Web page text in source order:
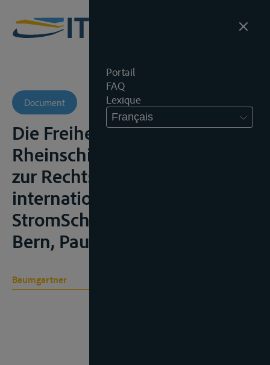
Portail
FAQ
Lexique
Français
Document
Die Freiheit der
Rheinschiffahrt, Ein Beitrag
zur Rechtsgeschichte des
internationalen
StromSchiffahrtsrechtes,
Bern, Paul Haupt, 1926, 66p.;
Baumgartner